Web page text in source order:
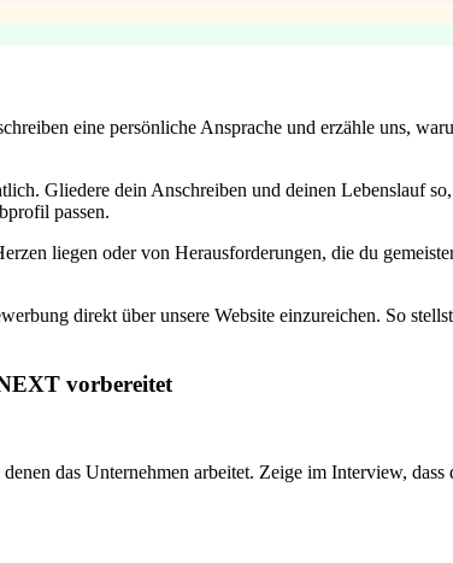
eine persönliche Ansprache und erzähle uns,
Gliedere dein Anschreiben und deinen Lebenslauf
passen.
liegen oder von Herausforderungen, die du
direkt über unsere Website einzureichen. So
vorbereitet
das Unternehmen arbeitet. Zeige im Interview,